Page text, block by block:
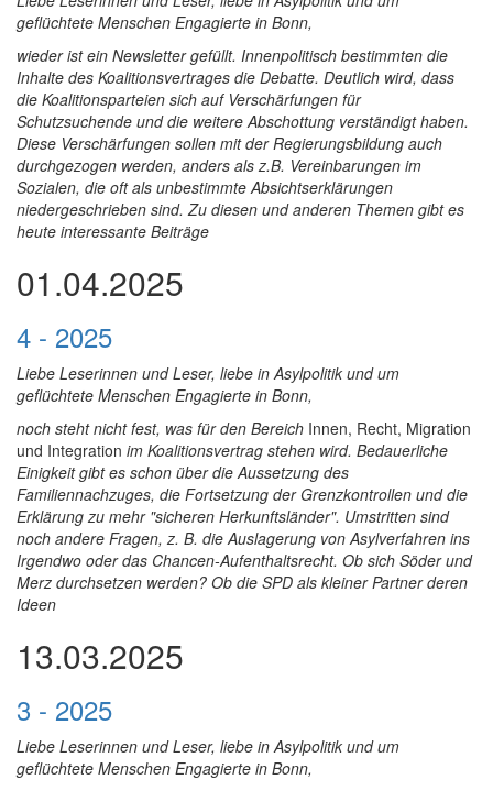
geflüchtete Menschen Engagierte in Bonn,
wieder ist ein Newsletter gefüllt. Innenpolitisch bestimmten die
Inhalte des Koalitionsvertrages die Debatte. Deutlich wird, dass
die Koalitionsparteien sich auf Verschärfungen für
Schutzsuchende und die weitere Abschottung verständigt haben.
Diese Verschärfungen sollen mit der Regierungsbildung auch
durchgezogen werden, anders als z.B. Vereinbarungen im
Sozialen, die oft als unbestimmte Absichtserklärungen
niedergeschrieben sind. Zu diesen und anderen Themen gibt es
heute interessante Beiträge
01.04.2025
4 - 2025
Liebe Leserinnen und Leser, liebe in Asylpolitik und um
geflüchtete Menschen Engagierte in Bonn,
noch steht nicht fest, was für den Bereich Innen, Recht, Migration
und Integration im Koalitionsvertrag stehen wird. Bedauerliche
Einigkeit gibt es schon über die Aussetzung des
Familiennachzuges, die Fortsetzung der Grenzkontrollen und die
Erklärung zu mehr "sicheren Herkunftsländer". Umstritten sind
noch andere Fragen, z. B. die Auslagerung von Asylverfahren ins
Irgendwo oder das Chancen-Aufenthaltsrecht. Ob sich Söder und
Merz durchsetzen werden? Ob die SPD als kleiner Partner deren
Ideen
13.03.2025
3 - 2025
Liebe Leserinnen und Leser, liebe in Asylpolitik und um
geflüchtete Menschen Engagierte in Bonn,